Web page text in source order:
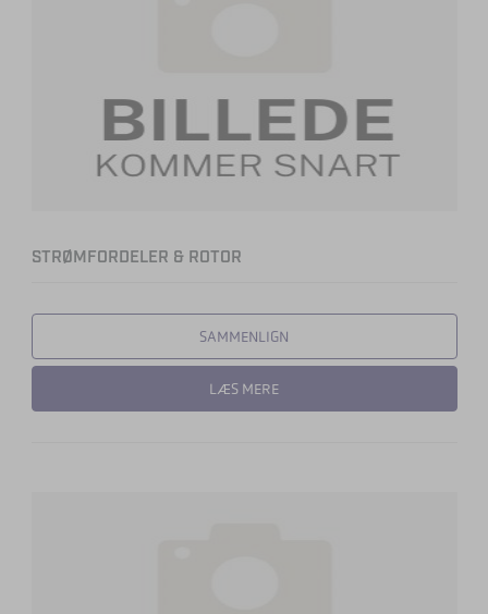
STRØMFORDELER & ROTOR
SAMMENLIGN
LÆS MERE